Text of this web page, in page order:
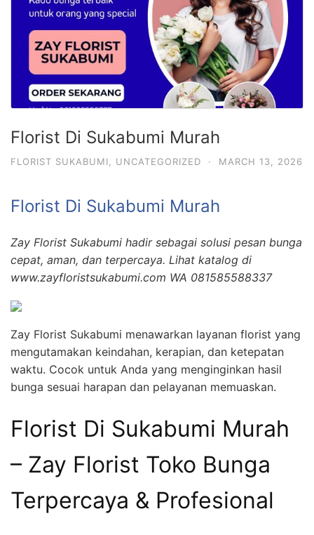
Florist Di Sukabumi Murah
FLORIST SUKABUMI UNCATEGORIZED · MARCH 13, 2026
Florist Di Sukabumi Murah
Zay Florist Sukabumi hadir sebagai solusi pesan bunga
cepat, aman, dan terpercaya. Lihat katalog di
www.zayfloristsukabumi.com WA 081585588337
Zay Florist Sukabumi menawarkan layanan florist yang
mengutamakan keindahan, kerapian, dan ketepatan
waktu. Cocok untuk Anda yang menginginkan hasil
bunga sesuai harapan dan pelayanan memuaskan.
Florist Di Sukabumi Murah
– Zay Florist Toko Bunga
Terpercaya & Profesional